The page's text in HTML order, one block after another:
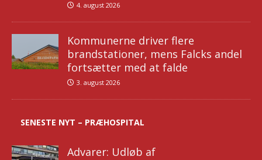
4. august 2026
Kommunerne driver flere
brandstationer, mens Falcks andel
fortsætter med at falde
3. august 2026
SENESTE NYT – PRÆHOSPITAL
Advarer: Udløb af